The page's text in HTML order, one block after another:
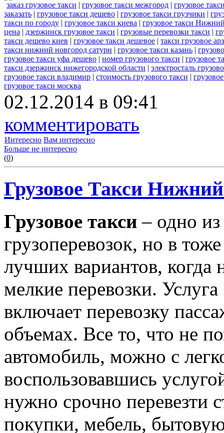
заказ грузовое такси | грузовое такси межгород | грузовое
заказать | грузовое такси дешево | грузовое такси грузчики |
такси по городу | грузовое такси киева | грузовое такси
цена | дзержинск грузовое такси | грузовые перевозки такси |
такси дешево киев | грузовое такси дешевое | такси грузовое
такси нижний новгород сатурн | грузовое такси казань |
грузовое такси уфа дешево | номер грузового такси | грузовое
такси дзержинск нижегородской области | электросталь
грузовое такси владимир | стоимость грузового такси |
грузовое такси москва
02.12.2014 в 09:41
комментировать
Интересно Вам интересно
Больше не интересно
(0)
Грузовое Такси
Грузовое такси– одно
грузоперевозок, но в
лучших вариантов, когда
мелкие перевозки.
включает перевозку
объемах. Все то, что не
автомобиль, можно с
воспользовавшись
нужно срочно перевезти
покупки, мебель,